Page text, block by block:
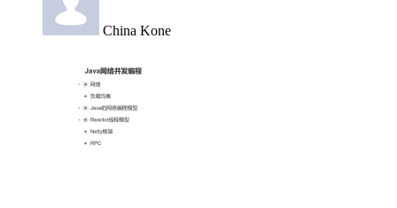
China Kone